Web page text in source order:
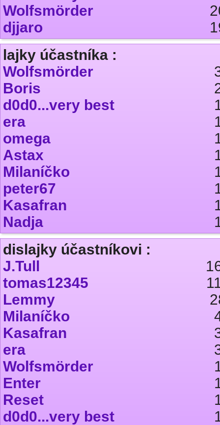
Wolfsmörder
djjaro
lajky účastníka :
Wolfsmörder
Boris
d0d0...very best
era
omega
Astax
Milaníčko
peter67
Kasafran
Nadja
dislajky účastníkovi :
J.Tull
tomas12345
Lemmy
Milaníčko
Kasafran
era
Wolfsmörder
Enter
Reset
d0d0...very best